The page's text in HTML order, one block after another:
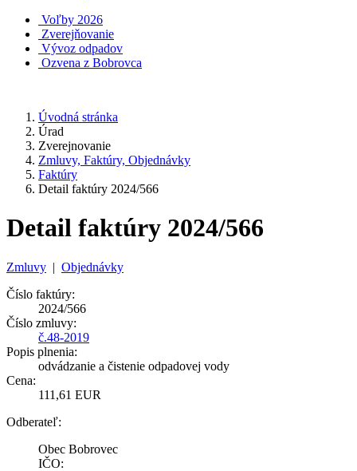
Voľby 2026
Zverejňovanie
Vývoz odpadov
Ozvena z Bobrovca
Úvodná stránka
Úrad
Zverejnovanie
Zmluvy, Faktúry, Objednávky
Faktúry
Detail faktúry 2024/566
Detail faktúry 2024/566
Zmluvy | Objednávky
Číslo faktúry:
2024/566
Číslo zmluvy:
č.48-2019
Popis plnenia:
odvádzanie a čistenie odpadovej vody
Cena:
111,61 EUR
Odberateľ:
Obec Bobrovec
IČO: